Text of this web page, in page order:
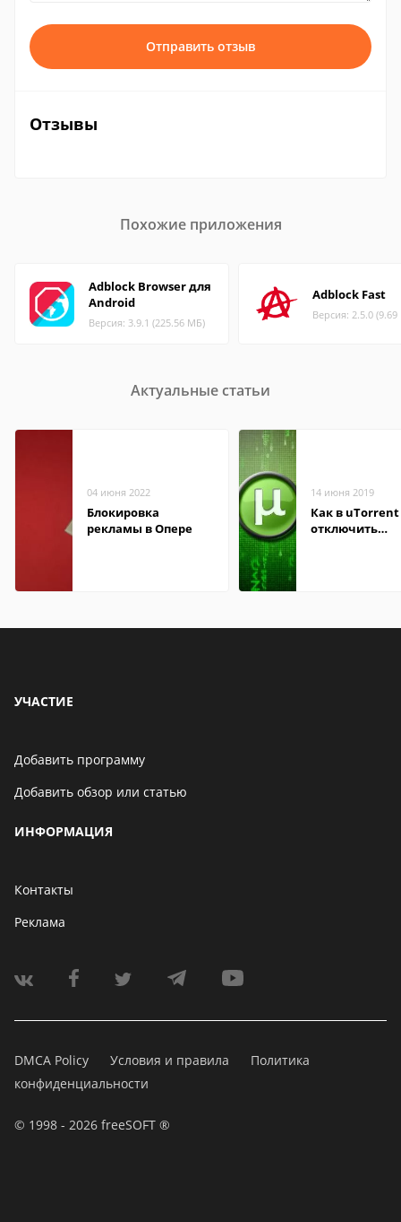
Отправить отзыв
Отзывы
Похожие приложения
Adblock Browser для
Android
Версия: 3.9.1 (225.56 МБ)
Adblock Fast
Версия: 2.5.0
Актуальные статьи
04 июня 2022
Блокировка
рекламы в Опере
14 июня 2019
Как в uTorrent
отключить
УЧАСТИЕ
Добавить программу
Добавить обзор или статью
ИНФОРМАЦИЯ
Контакты
Реклама
DMCA Policy Условия и правила
Политика
конфиденциальности
© 1998 - 2026 freeSOFT ®